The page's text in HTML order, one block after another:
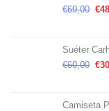
€69,00 €
Suéter
€60,00 €
Camiseta